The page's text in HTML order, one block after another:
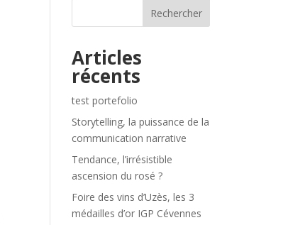
Rechercher
Articles
récents
test portefolio
Storytelling, la puissance de la
communication narrative
Tendance, l’irrésistible
ascension du rosé ?
Foire des vins d’Uzès, les 3
médailles d’or IGP Cévennes